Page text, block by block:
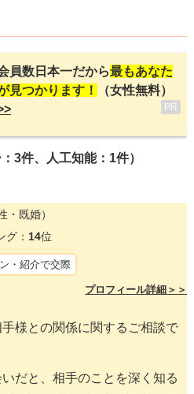
員数日本一だから最もあなた
見つかります！
（女性無料）
PR
3件、人工知能：1件）
・既婚）
グ： 14位
・紹介で交際
プロフィール詳細＞＞
様との関係に関するご相談で
だと、相手のことを深く知る